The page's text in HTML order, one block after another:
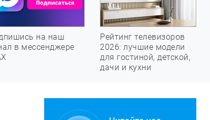
на наш
в мессенджере
Рейтинг телевизоров
2026: лучшие модели
для гостиной, детской,
дачи и кухни